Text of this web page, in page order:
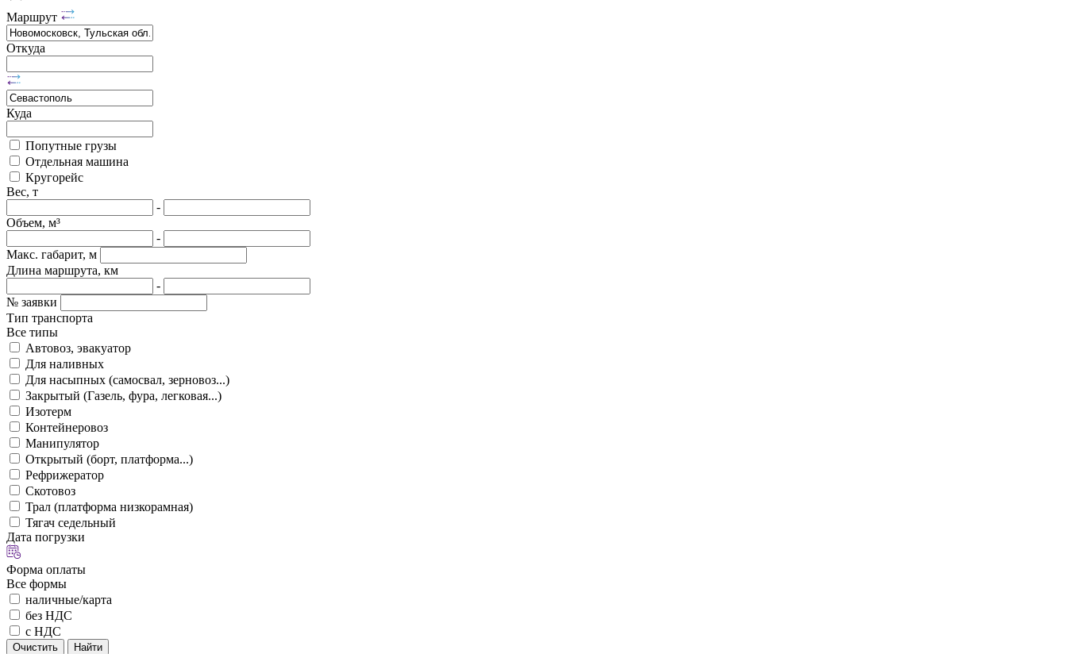
Маршрут
Откуда
Куда
Попутные грузы
Отдельная машина
Кругорейс
Вес, т
-
Объем, м³
-
Макс. габарит, м
Длина маршрута, км
-
№ заявки
Тип транспорта
Все типы
Автовоз, эвакуатор
Для наливных
Для насыпных (самосвал, зерновоз...)
Закрытый (Газель, фура, легковая...)
Изотерм
Контейнеровоз
Манипулятор
Открытый (борт, платформа...)
Рефрижератор
Скотовоз
Трал (платформа низкорамная)
Тягач седельный
Дата погрузки
Форма оплаты
Все формы
наличные/карта
без НДС
с НДС
Очистить Найти